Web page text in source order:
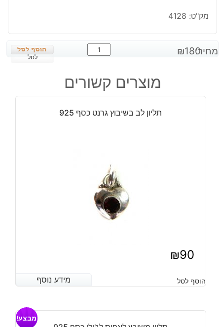
מק"ט: 4128
מחיר: ₪180
כמות
של
בשיבוץ
רודוקורסייט
925
לסל
מוצרים קשורים
תליון לב בשיבוץ גרנט כסף 925
₪90
מידע נוסף הוסף לסל מידע נוסף
מבצע!